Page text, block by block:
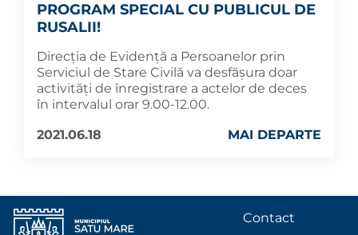
PROGRAM SPECIAL CU PUBLICUL DE
RUSALII!
Direcția de Evidență a Persoanelor prin
Serviciul de Stare Civilă va desfășura doar
activități de înregistrare a actelor de deces
în intervalul orar 9.00-12.00.
2021.06.18
MAI DEPARTE
Contact